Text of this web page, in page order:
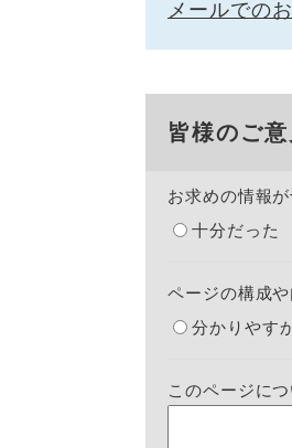
メールでの
皆様のご
お求めの情報
十分だった
ページの構成
分かりやす
このページに